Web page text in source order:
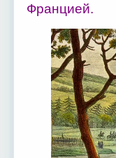
Францией.